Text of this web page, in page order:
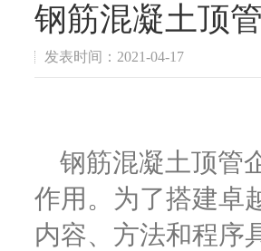
钢筋混凝土顶
发表时间：2021-04-17
钢筋混凝土顶管
作用。为了搭建卓
内容、方法和程序